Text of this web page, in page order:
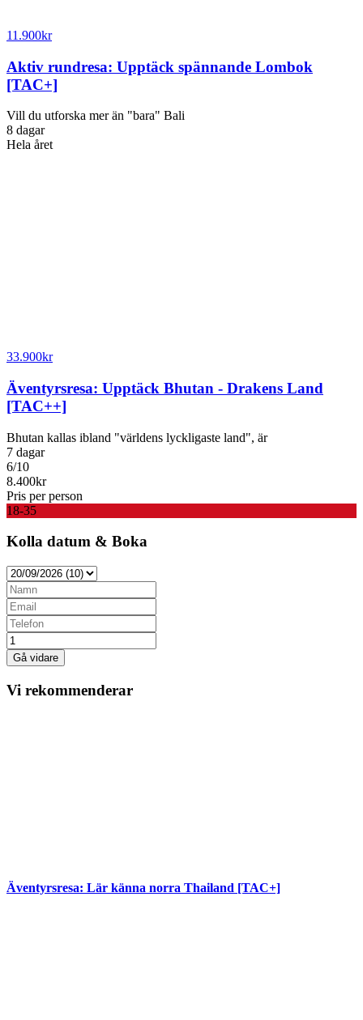
11.900kr
Aktiv rundresa: Upptäck spännande Lombok
[TAC+]
Vill du utforska mer än "bara" Bali
8 dagar
Hela året
33.900kr
Äventyrsresa: Upptäck Bhutan - Drakens Land
[TAC++]
Bhutan kallas ibland "världens lyckligaste land", är
7 dagar
6/10
8.400kr
Pris per person
18-35
Kolla datum & Boka
Vi rekommenderar
Äventyrsresa: Lär känna norra Thailand [TAC+]